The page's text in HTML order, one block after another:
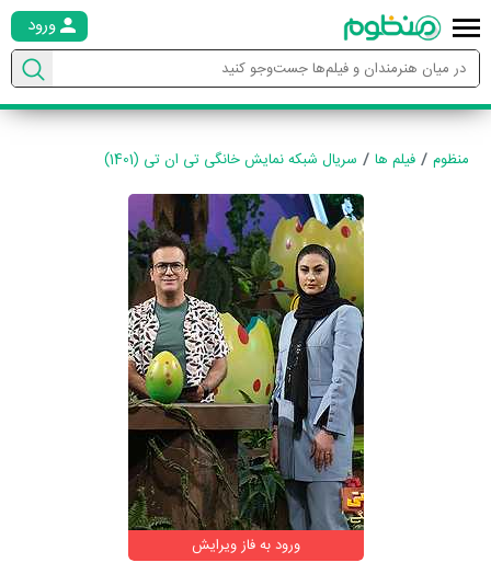
ورود
منظوم فیلم ها سریال شبکه نمایش خانگی تی ان تی (1401)
ورود به فاز ویرایش